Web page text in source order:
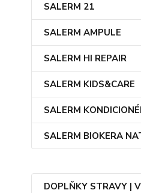
SALERM 21
SALERM AMPULE
SALERM HI REPAIR
SALERM KIDS&CARE
SALERM
SALERM BIOKERA
DOPLŇKY STRAVY |